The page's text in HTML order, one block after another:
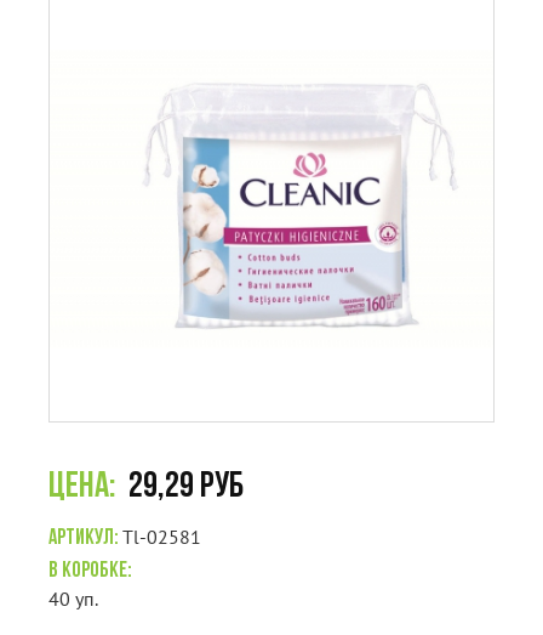
29,29 РУБ
Артикул:Tl-02581
В коробке:
40 уп.